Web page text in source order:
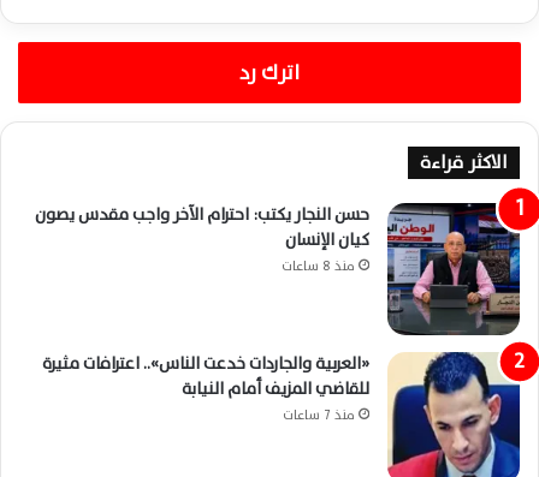
اترك رد
الاكثر قراءة
حسن النجار يكتب: احترام الآخر واجب مقدس يصون
كيان الإنسان
منذ 8 ساعات
«العربية والجاردات خدعت الناس».. اعترافات مثيرة
للقاضي المزيف أمام النيابة
منذ 7 ساعات